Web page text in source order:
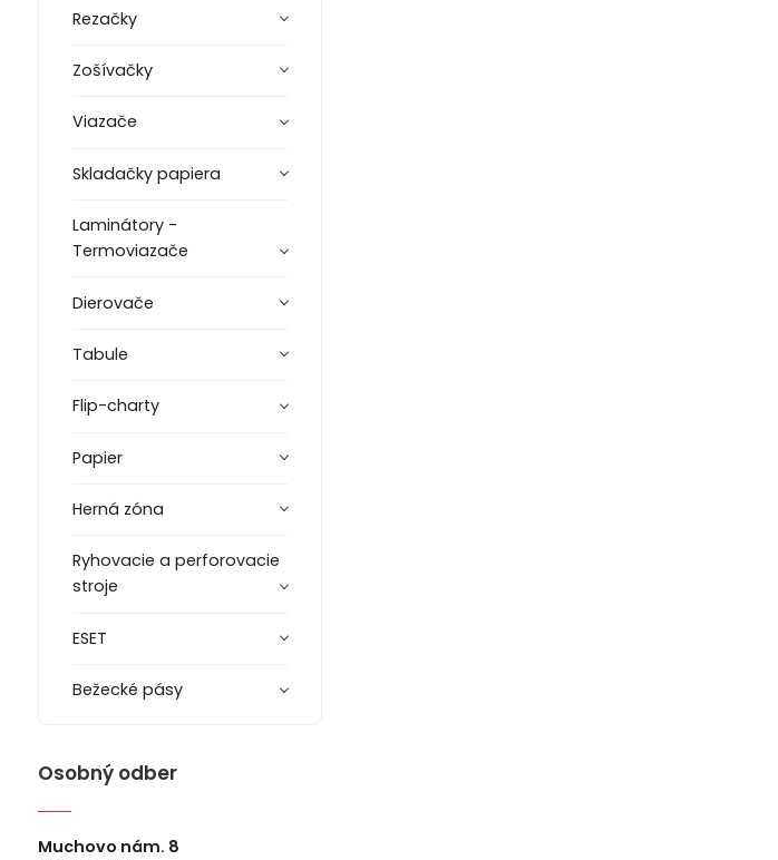
Rezačky
Zošívačky
Viazače
Skladačky papiera
Laminátory -
Termoviazače
Dierovače
Tabule
Flip-charty
Papier
Herná zóna
Ryhovacie a perforovacie
stroje
ESET
Bežecké pásy
Osobný odber
Muchovo nám. 8